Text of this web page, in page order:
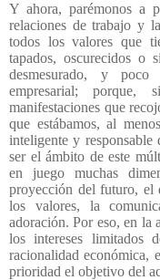
Y ahora, parémonos a
relaciones de trabajo y
todos los valores que
tapados, oscurecidos o
desmesurado, y
empresarial;
manifestaciones que
que estábamos, al
inteligente y responsable
ser el ámbito de este
en juego muchas
proyección del futuro, el
los valores, la
adoración. Por eso, en la
los intereses limitados
racionalidad económica,
prioridad el objetivo del